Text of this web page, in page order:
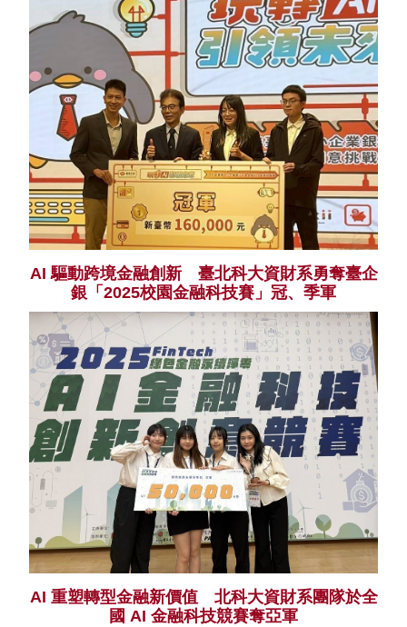
AI 驅動跨境金融創新 臺北科大資財系勇奪臺企
銀「2025校園金融科技賽」冠、季軍
AI 重塑轉型金融新價值 北科大資財系團隊於全
國 AI 金融科技競賽奪亞軍